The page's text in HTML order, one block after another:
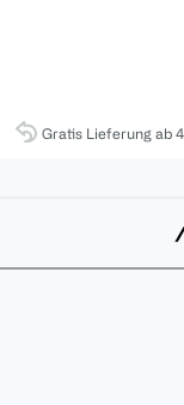
Gratis Lieferung ab